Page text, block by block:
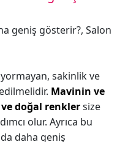
geniş gösterir?, Salon
sakinlik ve
Mavinin ve
doğal renklersize
olur. Ayrıca bu
daha geniş